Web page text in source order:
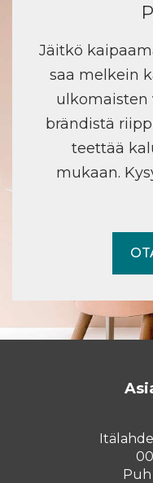
Jäitkö
saa melkein
brändistä
teettää
mukaan.
Puh